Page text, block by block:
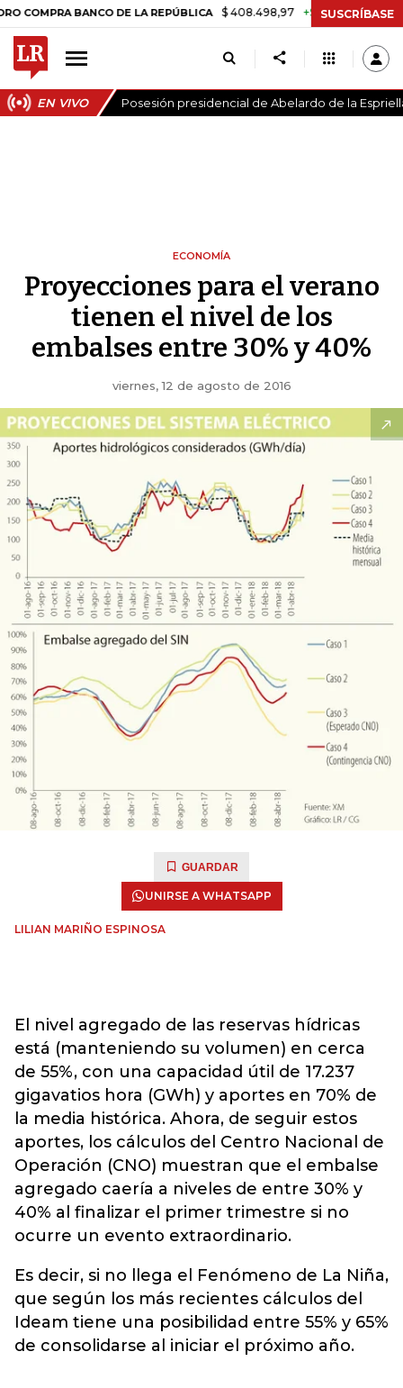
BANCO DE LA REPÚBLICA $ 408.498,97 +$ 8.753,81 +2,19%
SUSCRÍBASE
EN VIVO Posesión presidencial de Abelardo de la
ECONOMÍA
Proyecciones para el verano
tienen el nivel de los
embalses entre 30% y 40%
viernes, 12 de agosto de 2016
GUARDAR
UNIRSE A WHATSAPP
LILIAN MARIÑO ESPINOSA
El nivel agregado de las reservas hídricas
está (manteniendo su volumen) en cerca
de 55%, con una capacidad útil de 17.237
gigavatios hora (GWh) y aportes en 70% de
la media histórica. Ahora, de seguir estos
aportes, los cálculos del Centro Nacional de
Operación (CNO) muestran que el embalse
agregado caería a niveles de entre 30% y
40% al finalizar el primer trimestre si no
ocurre un evento extraordinario.
Es decir, si no llega el Fenómeno de La Niña,
que según los más recientes cálculos del
Ideam tiene una posibilidad entre 55% y 65%
de consolidarse al iniciar el próximo año.